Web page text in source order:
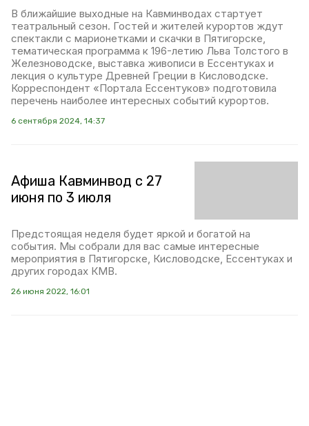
В ближайшие выходные на Кавминводах стартует
театральный сезон. Гостей и жителей курортов ждут
спектакли с марионетками и скачки в Пятигорске,
тематическая программа к 196-летию Льва Толстого в
Железноводске, выставка живописи в Ессентуках и
лекция о культуре Древней Греции в Кисловодске.
Корреспондент «Портала Ессентуков» подготовила
перечень наиболее интересных событий курортов.
6 сентября 2024, 14:37
Афиша Кавминвод с 27
июня по 3 июля
Предстоящая неделя будет яркой и богатой на
события. Мы собрали для вас самые интересные
мероприятия в Пятигорске, Кисловодске, Ессентуках и
других городах КМВ.
26 июня 2022, 16:01